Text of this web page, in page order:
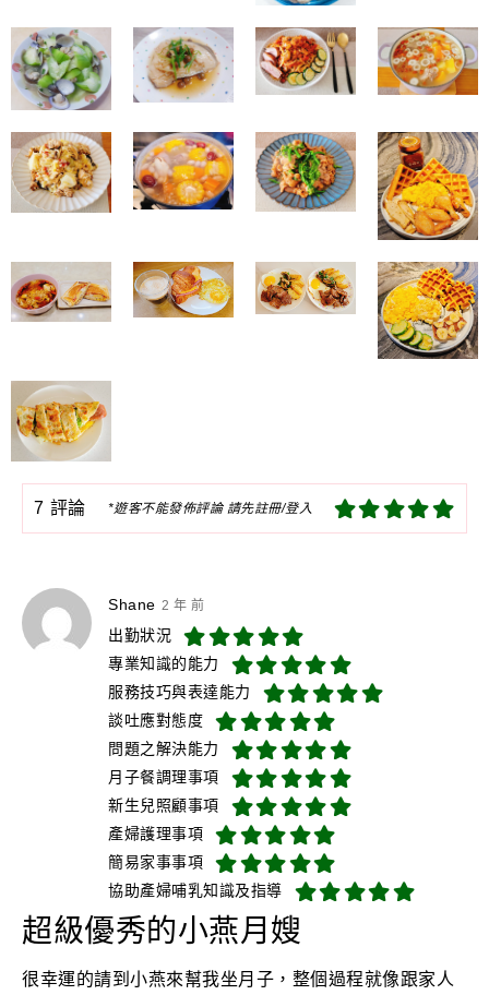
7 評論 *遊客不能發佈評論 請先註冊/登入
Shane 2 年 前
出勤狀況
專業知識的能力
服務技巧與表達能力
談吐應對態度
問題之解決能力
月子餐調理事項
新生兒照顧事項
產婦護理事項
簡易家事事項
協助產婦哺乳知識及指導
超級優秀的小燕月嫂
很幸運的請到小燕來幫我坐月子，整個過程就像跟家人